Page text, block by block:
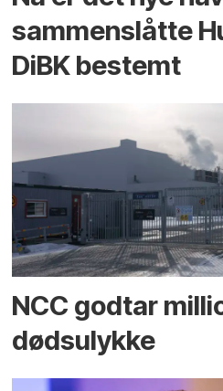
sammenslåtte
DiBK bestemt
NCC godtar
dødsulykke